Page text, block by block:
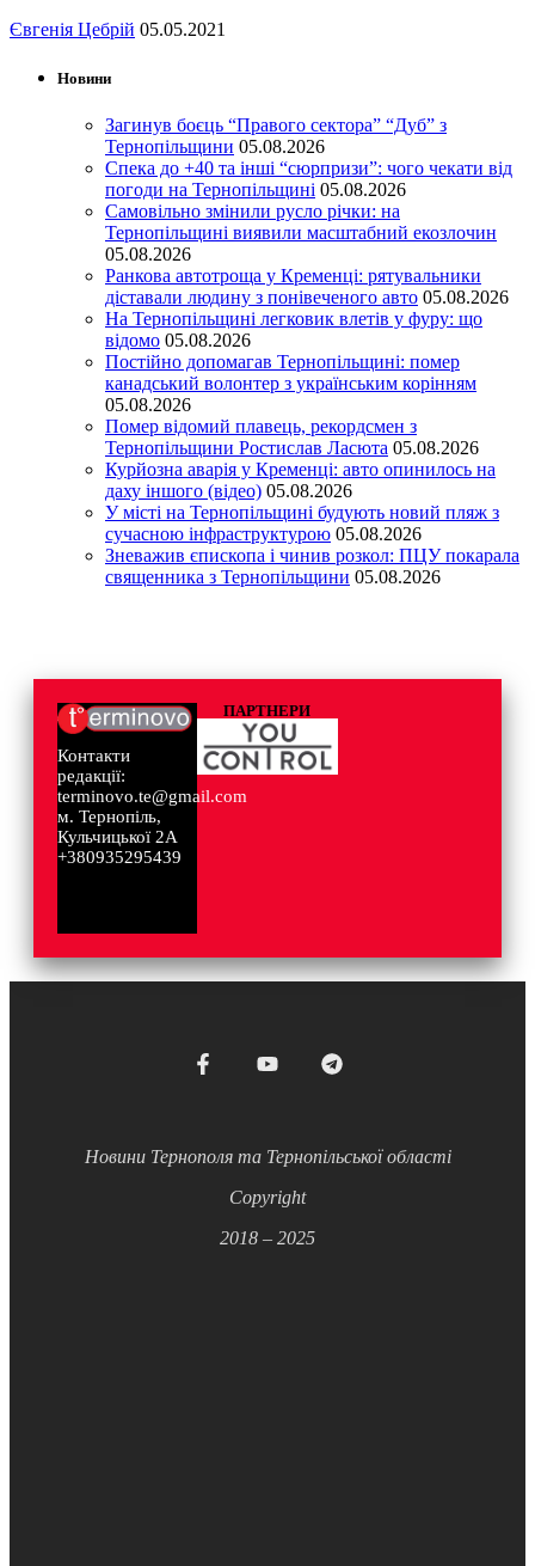
Євгенія Цебрій 05.05.2021
Новини
Загинув боєць “Правого сектора” “Дуб” з
Тернопільщини 05.08.2026
Спека до +40 та інші “сюрпризи”: чого чекати від
погоди на Тернопільщині 05.08.2026
Самовільно змінили русло річки: на
Тернопільщині виявили масштабний екозлочин
05.08.2026
Ранкова автотроща у Кременці: рятувальники
діставали людину з понівеченого авто 05.08.2026
На Тернопільщині легковик влетів у фуру: що
відомо 05.08.2026
Постійно допомагав Тернопільщині: помер
канадський волонтер з українським корінням
05.08.2026
Помер відомий плавець, рекордсмен з
Тернопільщини Ростислав Ласюта 05.08.2026
Курйозна аварія у Кременці: авто опинилось на
даху іншого (відео) 05.08.2026
У місті на Тернопільщині будують новий пляж з
сучасною інфраструктурою 05.08.2026
Зневажив єпископа і чинив розкол: ПЦУ покарала
священника з Тернопільщини 05.08.2026
Контакти
редакції:
terminovo.te@gmail.com
м. Тернопіль,
Кульчицької 2А
+380935295439
ПАРТНЕРИ
Новини Тернополя та Тернопільської області
Copyright
2018 – 2025